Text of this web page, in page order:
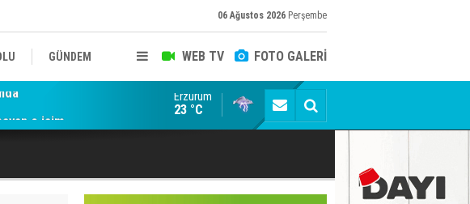
06 Ağustos 2026 Perşembe
WEB TV FOTO GALERİ
GÜNDEM
o isim Siyaset-Sermaye Çizgisinde Haklılığın Resmi:
Erzurum
23 °C